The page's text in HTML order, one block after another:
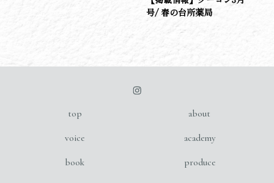
号/ 春の台所薬局
top about
voice academy
book produce